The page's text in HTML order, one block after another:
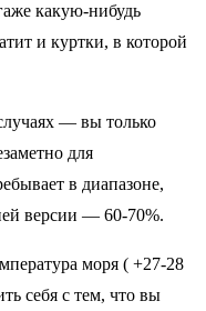
какую-нибудь
и куртки, в которой
— вы только
для
в диапазоне,
версии — 60-70%.
моря ( +27-28
себя с тем, что вы